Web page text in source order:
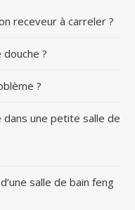
receveur à carreler ?
?
?
dans une petite salle de
salle de bain feng